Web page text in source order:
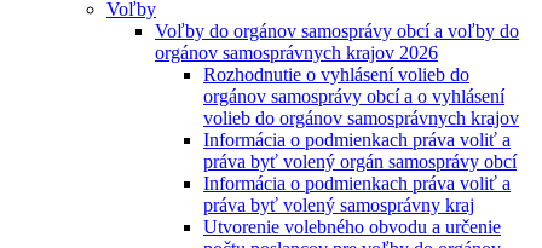
Voľby
Voľby do orgánov samosprávy obcí a voľby do
orgánov samosprávnych krajov 2026
Rozhodnutie o vyhlásení volieb do
orgánov samosprávy obcí a o vyhlásení
volieb do orgánov samosprávnych krajov
Informácia o podmienkach práva voliť a
práva byť volený orgán samosprávy obcí
Informácia o podmienkach práva voliť a
práva byť volený samosprávny kraj
Utvorenie volebného obvodu a určenie